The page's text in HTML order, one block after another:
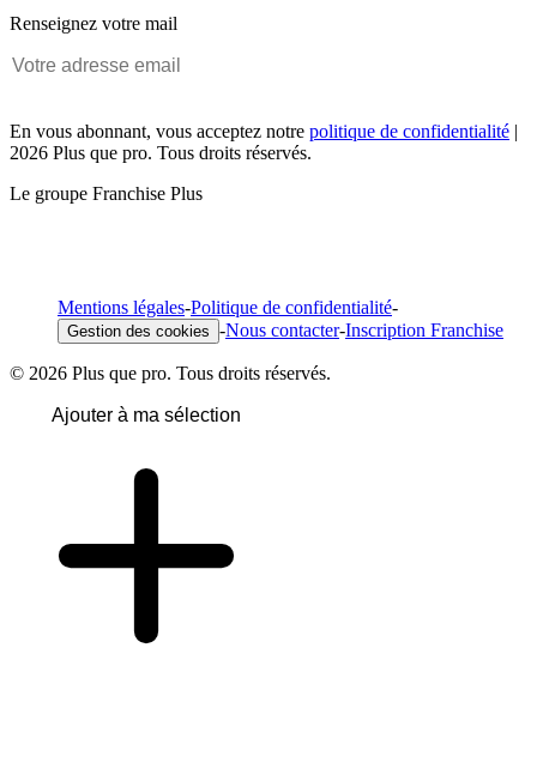
Renseignez votre mail
En vous abonnant, vous acceptez notre politique de confidentialité |
2026 Plus que pro. Tous droits réservés.
Le groupe Franchise Plus
Mentions légales-Politique de confidentialité-
Gestion des cookies -Nous contacter-Inscription Franchise
© 2026 Plus que pro. Tous droits réservés.
Ajouter à ma sélection